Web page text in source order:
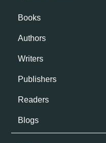
Books
Authors
Writers
Publishers
Readers
Blogs